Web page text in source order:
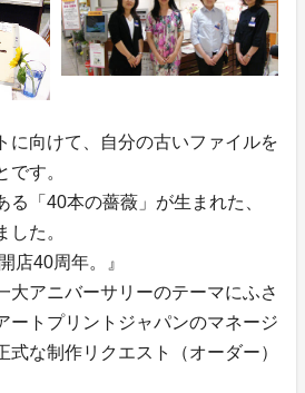
に向けて、自分の古いファイルを
す。
る「40本の薔薇」が生まれた、
た。
店40周年。』
大アニバーサリーのテーマにふさ
ートプリントジャパンのマネージ
式な制作リクエスト（オーダー）